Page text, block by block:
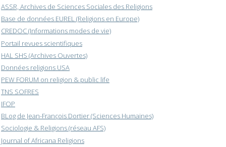
ASSR, Archives de Sciences Sociales des Religions
Base de données EUREL (Religions en Europe)
CREDOC (Informations modes de vie)
Portail revues scientifiques
HAL SHS (Archives Ouvertes)
Données religions USA
PEW FORUM on religion & public life
TNS SOFRES
IFOP
BLog de Jean-François Dortier (Sciences Humaines)
Sociologie & Religions (réseau AFS)
Journal of Africana Religions